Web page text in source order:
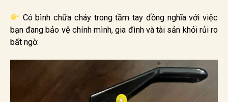
Có bình chữa cháy trong tầm tay đồng nghĩa với việc
bạn đang bảo vệ chính mình, gia đình và tài sản khỏi rủi ro
bất ngờ.